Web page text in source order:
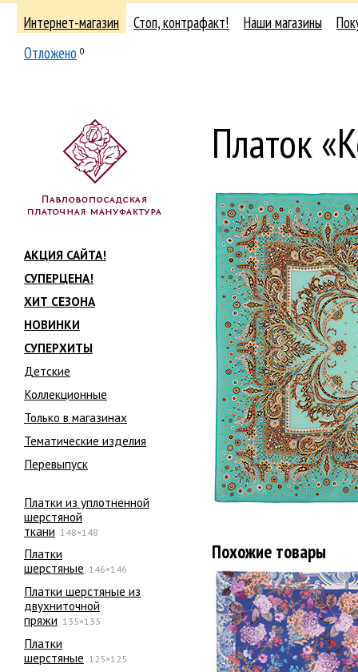
Интернет-магазин Стоп, контрафакт! Наши магазины
Отложено 0
АКЦИЯ САЙТА!
СУПЕРЦЕНА!
ХИТ СЕЗОНА
НОВИНКИ
СУПЕРХИТЫ
Детские
Коллекционные
Только в магазинах
Тематические изделия
Перевыпуск
Платки из уплотненной
шерстяной
ткани 148×148
Платки
шерстяные 146×146
Платки шерстяные из
двухниточной
пряжи 135×135
Платки
шерстяные 125×125
Платок
Похожие товары